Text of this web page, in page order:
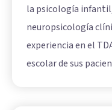
la psicología
neuropsicología
experiencia en el
escolar de sus